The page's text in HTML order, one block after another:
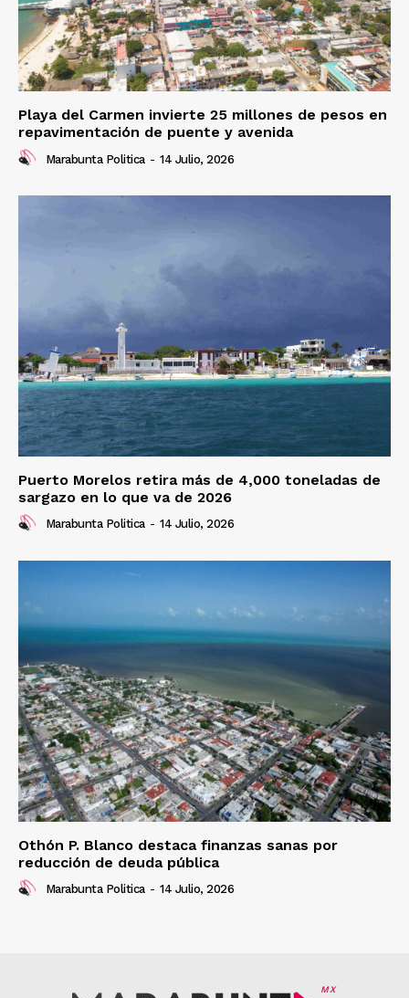
Playa del Carmen invierte 25 millones de pesos en
repavimentación de puente y avenida
Marabunta Politica - 14 Julio, 2026
Puerto Morelos retira más de 4,000 toneladas de
sargazo en lo que va de 2026
Marabunta Politica - 14 Julio, 2026
Othón P. Blanco destaca finanzas sanas por
reducción de deuda pública
Marabunta Politica - 14 Julio, 2026
MX